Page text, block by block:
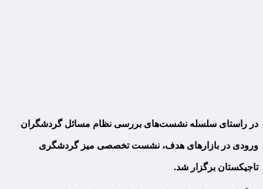
در راستای سلسله نشست‌های بررسی نظام مسائل گردشگران
ورودی در بازارهای هدف، نشست تخصصی میز گردشگری
تاجیکستان برگزار شد.